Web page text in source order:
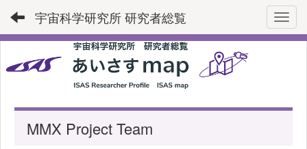
宇宙科学研究所 研究者総覧
MMX Project Team